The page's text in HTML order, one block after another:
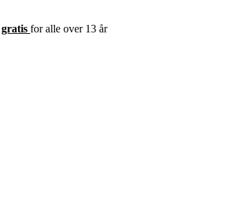
gratis for alle over 13 år